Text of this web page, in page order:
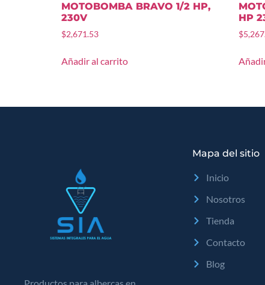
MOTOBOMBA BRAVO 1/2 HP,
230V
$2,671.53
Añadir al carrito
HP
$
Mapa del sitio
Inicio
Nosotros
Tienda
Contacto
Blog